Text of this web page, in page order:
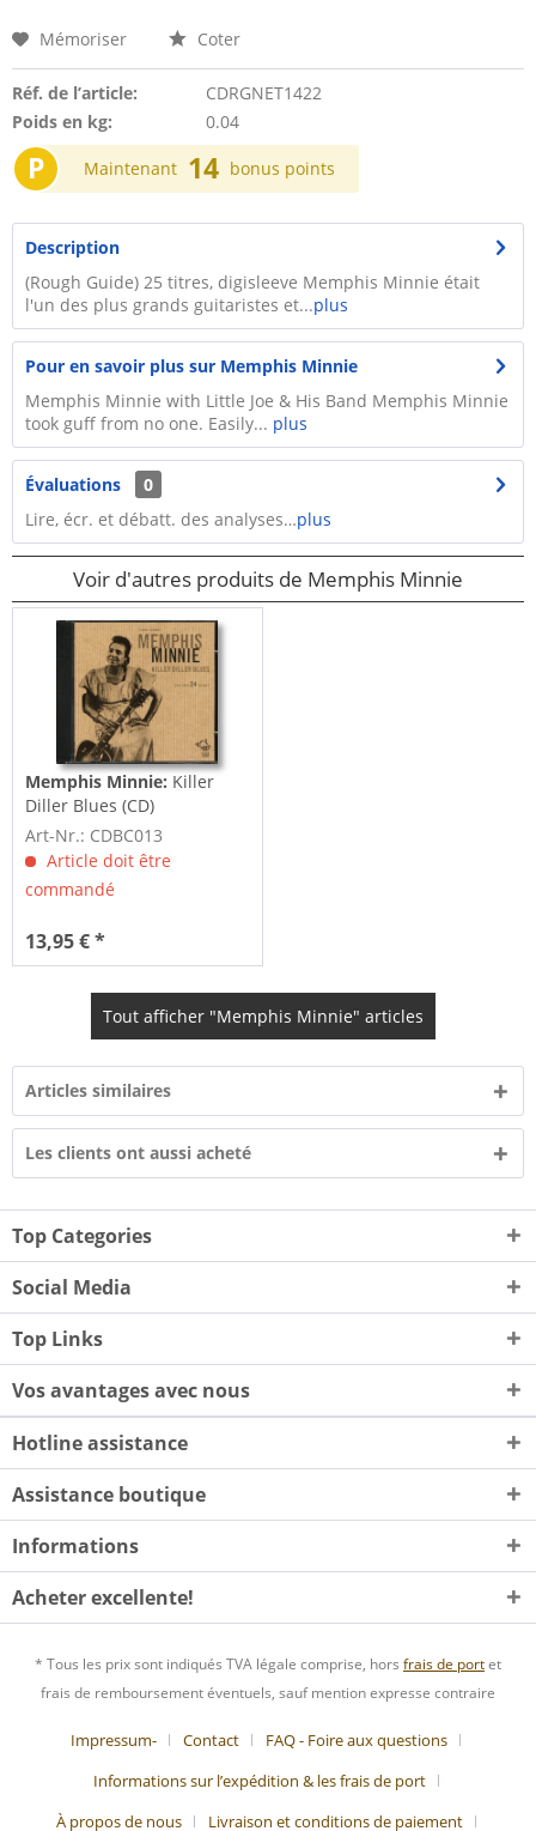
Mémoriser Coter
Réf. de l’article:
CDRGNET1422
Poids en kg:
0.04
P Maintenant 14 bonus points
Description
(Rough Guide) 25 titres, digisleeve Memphis Minnie était
l'un des plus grands guitaristes et...plus
Pour en savoir plus sur Memphis Minnie
Memphis Minnie with Little Joe & His Band Memphis Minnie
took guff from no one. Easily... plus
Évaluations
0
Lire, écr. et débatt. des analyses…plus
Voir d'autres produits de Memphis Minnie
Memphis Minnie: Killer
Diller Blues (CD)
Art-Nr.: CDBC013
Article doit être
commandé
13,95 € *
Tout afficher "Memphis Minnie" articles
Articles similaires
Les clients ont aussi acheté
Top Categories
Social Media
Top Links
Vos avantages avec nous
Hotline assistance
Assistance boutique
Informations
Acheter excellente!
* Tous les prix sont indiqués TVA légale comprise, hors frais de portet
frais de remboursement éventuels, sauf mention expresse contraire
Impressum- Contact
FAQ - Foire aux questions
Informations sur l’expédition & les frais de port
À propos de nous
Livraison et conditions de paiement